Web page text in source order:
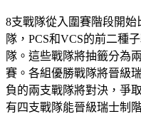
8支戰隊從入圍賽階段開
隊，PCS和VCS的前二種
隊。這些戰隊將抽籤分為
賽。各組優勝戰隊將晉級
負的兩支戰隊將對決，爭
有四支戰隊能晉級瑞士制階